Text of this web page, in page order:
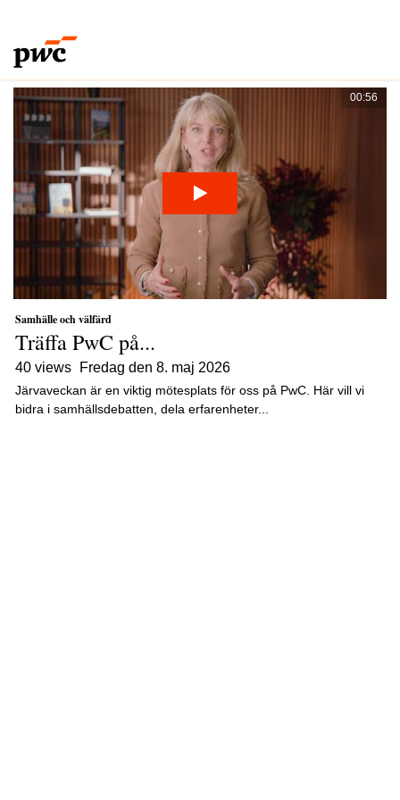
Här samlar vi intressanta videor från PwC Sverige inom ämnet
samhälle och välfärd.
00:56
Samhälle och välfärd
Träffa PwC på...
40 views fredag den 8. maj 2026
Järvaveckan är en viktig mötesplats för oss på PwC. Här vill vi
bidra i samhällsdebatten, dela erfarenheter...